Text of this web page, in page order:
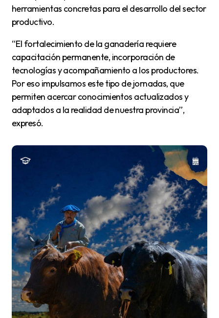
herramientas concretas para el desarrollo del sector
productivo.
“El fortalecimiento de la ganadería requiere
capacitación permanente, incorporación de
tecnologías y acompañamiento a los productores.
Por eso impulsamos este tipo de jornadas, que
permiten acercar conocimientos actualizados y
adaptados a la realidad de nuestra provincia”,
expresó.